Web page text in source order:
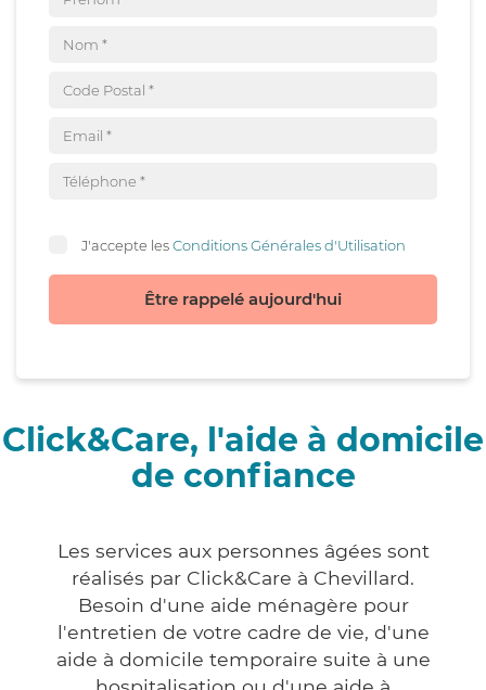
J'accepte lesConditions Générales d'Utilisation
Être rappelé aujourd'hui
Click&Care, l'aide à domicile
de confiance
Les services aux personnes âgées sont
réalisés par Click&Care à Chevillard.
Besoin d'une aide ménagère pour
l'entretien de votre cadre de vie, d'une
aide à domicile temporaire suite à une